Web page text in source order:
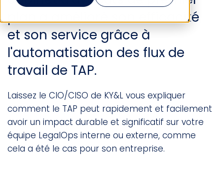
plan a amélioré son efficacité
et son service grâce à
l'automatisation des flux de
travail de TAP.
Laissez le CIO/CISO de KY&L vous expliquer
comment le TAP peut rapidement et facilement
avoir un impact durable et significatif sur votre
équipe LegalOps interne ou externe, comme
cela a été le cas pour son entreprise.